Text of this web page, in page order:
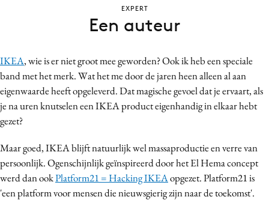
Contentmarketing
Craft
Customer Experience
Data & Insights
Digital transformation
Diversiteit
Effectiviteit
IKEA, wie is er niet groot mee geworden? Ook ik heb een speciale
band met het merk. Wat het me door de jaren heen alleen al aan
eigenwaarde heeft opgeleverd. Dat magische gevoel dat je ervaart, als
je na uren knutselen een IKEA product eigenhandig in elkaar hebt
gezet?
Maar goed, IKEA blijft natuurlijk wel massaproductie en verre van
persoonlijk. Ogenschijnlijk geïnspireerd door het El Hema concept
werd dan ookPlatform21 = Hacking IKEAopgezet. Platform21 is
'een platform voor mensen die nieuwsgierig zijn naar de toekomst'.
EXPERT
Een auteur